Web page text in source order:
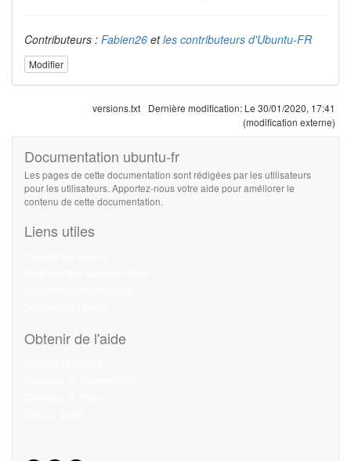
Contributeurs : Fabien26 etles contributeurs d'Ubuntu-FR
Modifier
versions.txt Dernière modification: Le 30/01/2020, 17:41
(modification externe)
Documentation ubuntu-fr
Les pages de cette documentation sont rédigées par les utilisateurs
pour les utilisateurs. Apportez-nous votre aide pour améliorer le
contenu de cette documentation.
Liens utiles
Obtenir de l'aide